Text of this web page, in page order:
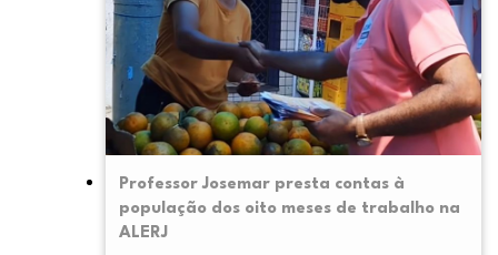
Professor Josemar presta contas à
população dos oito meses de trabalho na
ALERJ